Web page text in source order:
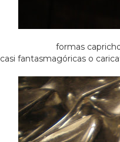
formas
casi fantasmagóricas o